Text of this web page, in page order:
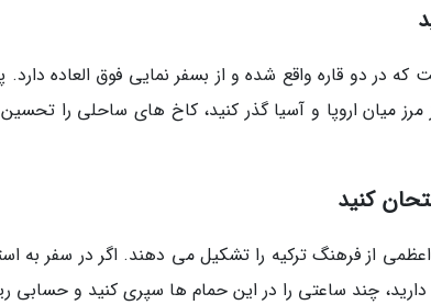
که در دو قاره واقع شده و از بسفر نمایی فوق العاده
میان اروپا و آسیا گذر کنید، کاخ های ساحلی را تحسین
از فرهنگ ترکیه را تشکیل می دهند. اگر در سفر به
دارید، چند ساعتی را در این حمام ها سپری کنید و حسابی